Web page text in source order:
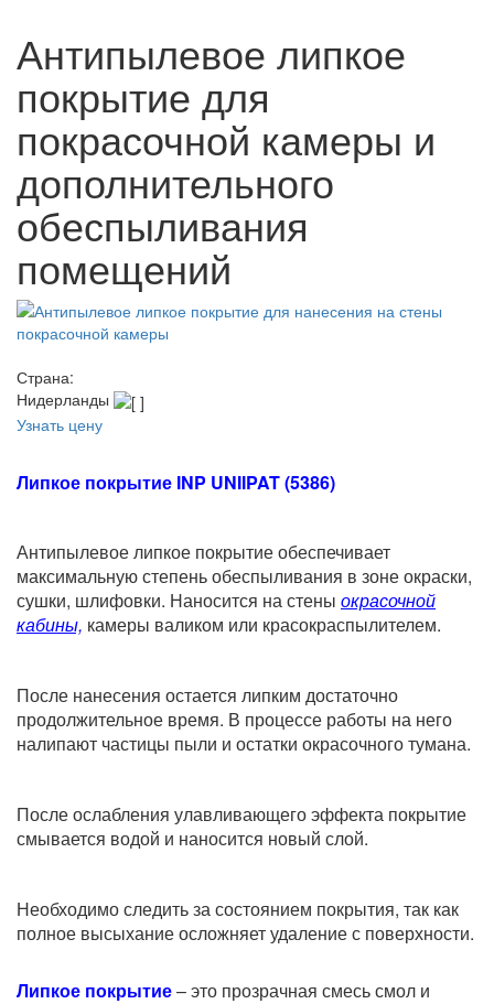
Антипылевое липкое
покрытие для
покрасочной камеры и
дополнительного
обеспыливания
помещений
Страна:
Нидерланды
Узнать цену
Липкое покрытие INP UNIIPAT (5386)
Антипылевое липкое покрытие обеспечивает
максимальную степень обеспыливания в зоне окраски,
сушки, шлифовки. Наносится на стены окрасочной
кабины, камеры валиком или красокраспылителем.
После нанесения остается липким достаточно
продолжительное время. В процессе работы на него
налипают частицы пыли и остатки окрасочного тумана.
После ослабления улавливающего эффекта покрытие
смывается водой и наносится новый слой.
Необходимо следить за состоянием покрытия, так как
полное высыхание осложняет удаление с поверхности.
Липкое покрытие– это прозрачная смесь смол и